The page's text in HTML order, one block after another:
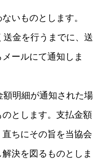
いものとします。
金を行うまでに、送
ールにて通知しま
明細が通知された場
とします。支払金額
ちにその旨を当協会
決を図るものとしま